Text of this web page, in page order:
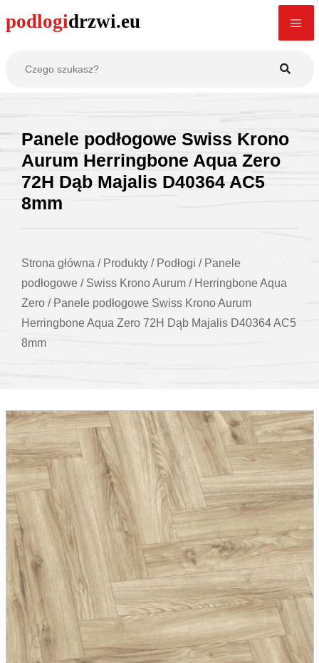
Panele podłogowe Swiss Krono
Aurum Herringbone Aqua Zero
72H Dąb Majalis D40364 AC5
8mm
Strona główna / Produkty / Podłogi / Panele
podłogowe / Swiss Krono Aurum / Herringbone Aqua
Zero / Panele podłogowe Swiss Krono Aurum
Herringbone Aqua Zero 72H Dąb Majalis D40364 AC5
8mm